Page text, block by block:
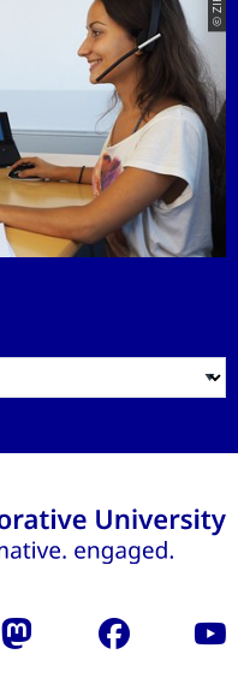
© ZIH
Mastodon Facebook